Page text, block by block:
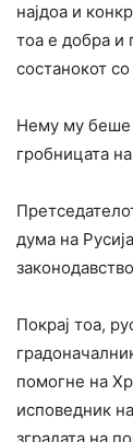
најдоа и
тоа е добра и
состанокот
Нему му беше
гробницата
дума на
Покрај тоа,
помогне на
исповедник